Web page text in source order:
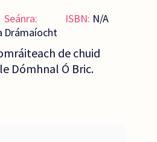
Seánra:
Drámaíocht
ISBN: N/A
de chuid
Dómhnal Ó Bric.